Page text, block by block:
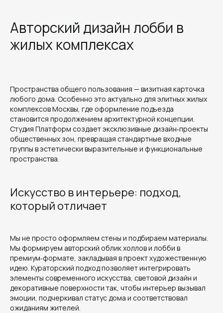
Авторский дизайн лобби в
жилых комплексах
Пространства общего пользования — визитная карточка
любого дома. Особенно это актуально для элитных жилых
комплексов Москвы, где оформление подъезда
становится продолжением архитектурной концепции.
Студия Платформ создает эксклюзивные дизайн‑проекты
общественных зон, превращая стандартные входные
группы в эстетически выразительные и функциональные
пространства.
Искусство в интерьере: подход,
который отличает
Мы не просто оформляем стены и подбираем материалы.
Мы формируем авторский облик холлов и лобби в
премиум‑формате, закладывая в проект художественную
идею. Кураторский подход позволяет интегрировать
элементы современного искусства, световой дизайн и
декоративные поверхности так, чтобы интерьер вызывал
эмоции, подчеркивал статус дома и соответствовал
ожиданиям жителей.